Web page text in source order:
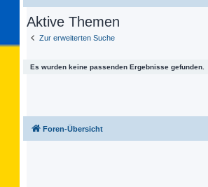
Aktive Themen
Zur erweiterten Suche
Es wurden keine passenden Ergebnisse gefunden.
Foren-Übersicht